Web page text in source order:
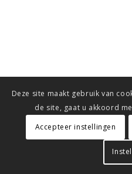
Deze site maakt gebruik van
de site, gaat u akkoord
Accepteer instellingen